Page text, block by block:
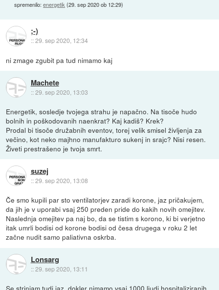
spremenilo:energetik(29. sep 2020 ob 12:29)
;-)
::29. sep 2020, 12:34
ni zmage zgubit pa tud nimamo kaj
Machete
::29. sep 2020, 13:03
Energetik, sosledje tvojega strahu je napačno. Na tisoče hudo
bolnih in poškodovanih naenkrat? Kaj kadiš? Krek?
Prodal bi tisoče družabnih eventov, torej velik smisel življenja za
večino, kot neko majhno manufakturo sukenj in srajc? Nisi resen.
Živeti prestrašeno je tvoja smrt.
suzej
::29. sep 2020, 13:08
Če smo kupili par sto ventilatorjev zaradi korone, jaz pričakujem,
da jih je v uporabi vsaj 250 preden pride do kakih novih omejitev.
Naslednja omejitev pa naj bo, da se tistim s korono, ki bi verjetno
itak umrli bodisi od korone bodisi od česa drugega v roku 2 let
začne nudit samo paliativna oskrba.
Lonsarg
::29. sep 2020, 13:11